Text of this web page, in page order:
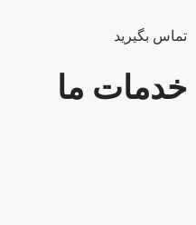
تماس بگیرید
خدمات ما